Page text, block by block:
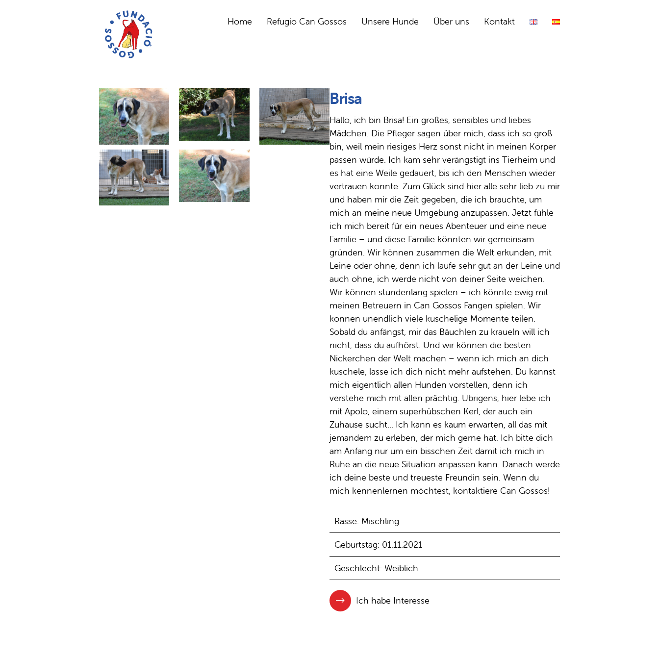
Home Refugio Can Gossos Unsere Hunde Über uns Kontakt
Brisa
Hallo, ich bin Brisa! Ein großes, sensibles und liebes
Mädchen. Die Pfleger sagen über mich, dass ich so groß
bin, weil mein riesiges Herz sonst nicht in meinen Körper
passen würde. Ich kam sehr verängstigt ins Tierheim und
es hat eine Weile gedauert, bis ich den Menschen wieder
vertrauen konnte. Zum Glück sind hier alle sehr lieb zu mir
und haben mir die Zeit gegeben, die ich brauchte, um
mich an meine neue Umgebung anzupassen. Jetzt fühle
ich mich bereit für ein neues Abenteuer und eine neue
Familie – und diese Familie könnten wir gemeinsam
gründen. Wir können zusammen die Welt erkunden, mit
Leine oder ohne, denn ich laufe sehr gut an der Leine und
auch ohne, ich werde nicht von deiner Seite weichen.
Wir können stundenlang spielen – ich könnte ewig mit
meinen Betreuern in Can Gossos Fangen spielen. Wir
können unendlich viele kuschelige Momente teilen.
Sobald du anfängst, mir das Bäuchlen zu kraueln will ich
nicht, dass du aufhörst. Und wir können die besten
Nickerchen der Welt machen – wenn ich mich an dich
kuschele, lasse ich dich nicht mehr aufstehen. Du kannst
mich eigentlich allen Hunden vorstellen, denn ich
verstehe mich mit allen prächtig. Übrigens, hier lebe ich
mit Apolo, einem superhübschen Kerl, der auch ein
Zuhause sucht... Ich kann es kaum erwarten, all das mit
jemandem zu erleben, der mich gerne hat. Ich bitte dich
am Anfang nur um ein bisschen Zeit damit ich mich in
Ruhe an die neue Situation anpassen kann. Danach werde
ich deine beste und treueste Freundin sein. Wenn du
mich kennenlernen möchtest, kontaktiere Can Gossos!
Rasse: Mischling
Geburtstag: 01.11.2021
Geschlecht: Weiblich
Ich habe Interesse